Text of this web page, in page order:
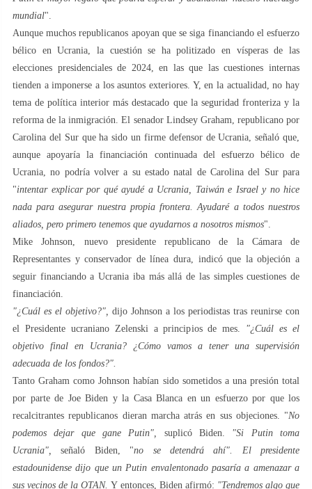
mundial".
Aunque muchos republicanos apoyan que se siga financiando el esfuerzo
bélico en Ucrania, la cuestión se ha politizado en vísperas de las
elecciones presidenciales de 2024, en las que las cuestiones internas
tienden a imponerse a los asuntos exteriores. Y, en la actualidad, no hay
tema de política interior más destacado que la seguridad fronteriza y la
reforma de la inmigración. El senador Lindsey Graham, republicano por
Carolina del Sur que ha sido un firme defensor de Ucrania, señaló que,
aunque apoyaría la financiación continuada del esfuerzo bélico de
Ucrania, no podría volver a su estado natal de Carolina del Sur para
"intentar explicar por qué ayudé a Ucrania, Taiwán e Israel y no hice
nada para asegurar nuestra propia frontera. Ayudaré a todos nuestros
aliados, pero primero tenemos que ayudarnos a nosotros mismos".
Mike Johnson, nuevo presidente republicano de la Cámara de
Representantes y conservador de línea dura, indicó que la objeción a
seguir financiando a Ucrania iba más allá de las simples cuestiones de
financiación.
"¿Cuál es el objetivo?", dijo Johnson a los periodistas tras reunirse con
el Presidente ucraniano Zelenski a principios de mes. "¿Cuál es el
objetivo final en Ucrania? ¿Cómo vamos a tener una supervisión
adecuada de los fondos?".
Tanto Graham como Johnson habían sido sometidos a una presión total
por parte de Joe Biden y la Casa Blanca en un esfuerzo por que los
recalcitrantes republicanos dieran marcha atrás en sus objeciones. "No
podemos dejar que gane Putin",
suplicó Biden. "Si Putin toma
Ucrania",
señaló Biden, "no se detendrá ahí". El presidente
estadounidense dijo que un Putin envalentonado pasaría a amenazar a
sus vecinos de la OTAN.Y entonces, Biden afirmó: "Tendremos algo que